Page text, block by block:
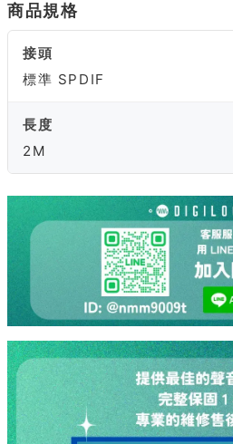
商品規格
接頭
標準 SPDIF
長度
2M